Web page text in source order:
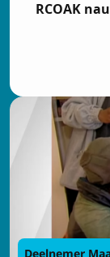
RCOAK
Deelnemer